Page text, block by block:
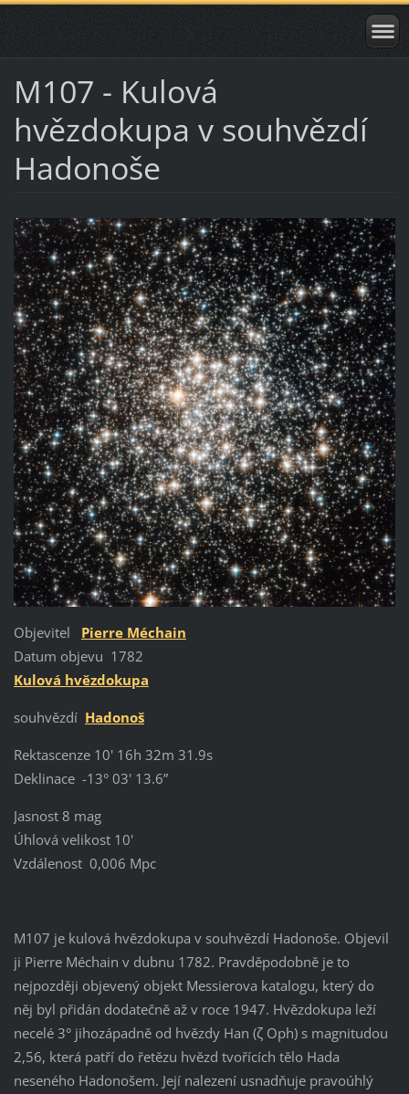
M107 - Kulová
hvězdokupa v souhvězdí
Hadonoše
Objevitel Pierre Méchain
Datum objevu 1782
Kulová hvězdokupa
souhvězdí Hadonoš
Rektascenze 10' 16h 32m 31.9s
Deklinace -13° 03' 13.6”
Jasnost 8 mag
Úhlová velikost 10'
Vzdálenost 0,006 Mpc
M107 je kulová hvězdokupa v souhvězdí Hadonoše. Objevil
ji Pierre Méchain v dubnu 1782. Pravděpodobně je to
nejpozději objevený objekt Messierova katalogu, který do
něj byl přidán dodatečně až v roce 1947. Hvězdokupa leží
necelé 3° jihozápadně od hvězdy Han (ζ Oph) s magnitudou
2,56, která patří do řetězu hvězd tvořících tělo Hada
neseného Hadonošem. Její nalezení usnadňuje pravoúhlý